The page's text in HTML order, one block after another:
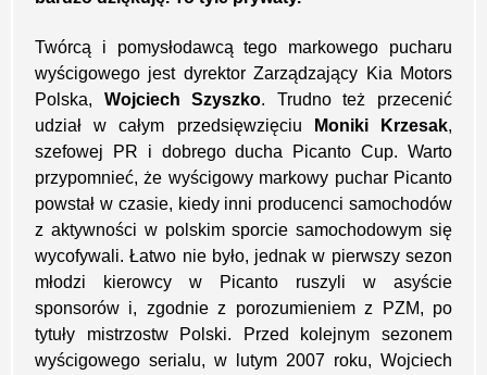
Twórcą i pomysłodawcą tego markowego pucharu
wyścigowego jest dyrektor Zarządzający Kia Motors
Polska, Wojciech Szyszko. Trudno też przecenić
udział w całym przedsięwzięciu
Moniki Krzesak,
szefowej PR i dobrego ducha Picanto Cup. Warto
przypomnieć, że wyścigowy markowy puchar Picanto
powstał w czasie, kiedy inni producenci samochodów
z aktywności w polskim sporcie samochodowym się
wycofywali. Łatwo nie było, jednak w pierwszy sezon
młodzi kierowcy w Picanto ruszyli w asyście
sponsorów i, zgodnie z porozumieniem z PZM, po
tytuły mistrzostw Polski. Przed kolejnym sezonem
wyścigowego serialu, w lutym 2007 roku, Wojciech